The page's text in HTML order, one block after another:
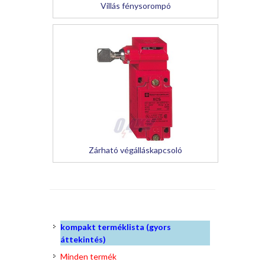
Villás fénysorompó
Zárható végálláskapcsoló
kompakt terméklista (gyors
áttekintés)
Minden termék